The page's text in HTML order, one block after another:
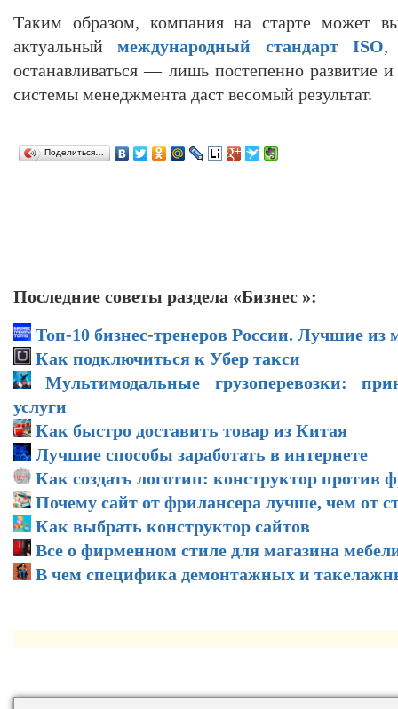
Таким образом, компания на старте может
актуальныймеждународный стандарт ISO,
останавливаться — лишь постепенно развитие
системы менеджмента даст весомый результат.
Поделиться…
Последние советы раздела «Бизнес »:
Топ-10 бизнес-тренеров России. Лучшие из
Как подключиться к Убер такси
Мультимодальные грузоперевозки:
услуги
Как быстро доставить товар из Китая
Лучшие способы заработать в интернете
Как создать логотип: конструктор против
Почему сайт от фрилансера лучше, чем от
Как выбрать конструктор сайтов
Все о фирменном стиле для магазина
В чем специфика демонтажных и